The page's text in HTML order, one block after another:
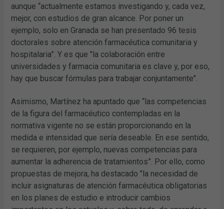
aunque “actualmente estamos investigando y, cada vez,
mejor, con estudios de gran alcance. Por poner un
ejemplo, solo en Granada se han presentado 96 tesis
doctorales sobre atención farmacéutica comunitaria y
hospitalaria”. Y es que "la colaboración entre
universidades y farmacia comunitaria es clave y, por eso,
hay que buscar fórmulas para trabajar conjuntamente".
Asimismo, Martínez ha apuntado que “las competencias
de la figura del farmacéutico contempladas en la
normativa vigente no se están proporcionando en la
medida e intensidad que sería deseable. En ese sentido,
se requieren, por ejemplo, nuevas competencias para
aumentar la adherencia de tratamientos”. Por ello, como
propuestas de mejora, ha destacado "la necesidad de
incluir asignaturas de atención farmacéutica obligatorias
en los planes de estudio e introducir cambios